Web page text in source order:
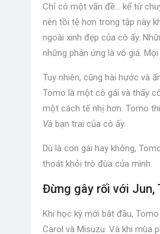
Chỉ có một vấn đề… kể từ
nên tồi tệ hơn trong tập này
ngoài xinh đẹp của cô ấy.
những phản ứng là vô giá.
Tuy nhiên, cũng hài hước và
Tomo là một cô gái và thấy
một cách tế nhị hơn. Tomo
Và bạn trai của cô ấy.
Dù là con gái hay không,
thoát khỏi trò đùa của mình.
Đừng gây rối với Jun,
Khi học kỳ mới bắt đầu,
Carol và Misuzu. Và khi mùa